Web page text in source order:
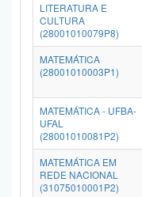
LITERATURA E
CULTURA
(28001010079P8)
MATEMÁTICA
(28001010003P1)
MATEMÁTICA - UFBA-
UFAL
(28001010081P2)
MATEMÁTICA EM
REDE NACIONAL
(31075010001P2)